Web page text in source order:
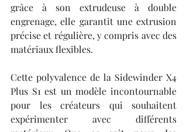
grâce à son extrudeuse à double
engrenage, elle garantit une extrusion
précise et régulière, y compris avec des
matériaux flexibles.
Cette polyvalence de la Sidewinder X4
Plus S1 est un modèle incontournable
pour les créateurs qui souhaitent
expérimenter avec différents